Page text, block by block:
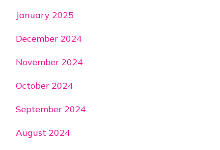
January 2025
December 2024
November 2024
October 2024
September 2024
August 2024